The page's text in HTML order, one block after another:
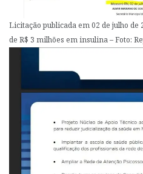
Licitação publicada em 02 de julho
de R$ 3 milhões em insulina – Foto: